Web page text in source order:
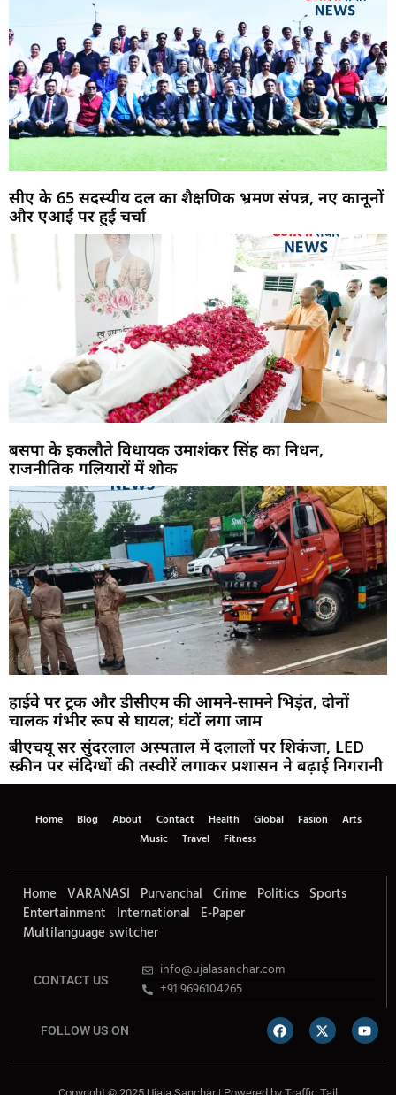
सीए के 65 सदस्यीय दल का शैक्षणिक भ्रमण संपन्न, नए कानूनों
और एआई पर हुई चर्चा
बसपा के इकलौते विधायक उमाशंकर सिंह का निधन,
राजनीतिक गलियारों में शोक
हाईवे पर ट्रक और डीसीएम की आमने-सामने भिड़ंत, दोनों
चालक गंभीर रूप से घायल; घंटों लगा जाम
बीएचयू सर सुंदरलाल अस्पताल में दलालों पर शिकंजा, LED
स्क्रीन पर संदिग्धों की तस्वीरें लगाकर प्रशासन ने बढ़ाई निगरानी
Home Blog About Contact Health Global Fasion
Arts
Music
Travel Fitness
Home VARANASI Purvanchal Crime Politics Sports
Entertainment International E-Paper
Multilanguage switcher
CONTACT US
info@ujalasanchar.com
+91 9696104265
FOLLOW US ON